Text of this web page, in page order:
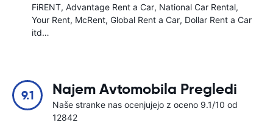
FiRENT Advantage Rent a Car National Car Rental
Your Rent McRent Global Rent a Car Dollar Rent a Car
itd…
9.1 Najem Avtomobila Pregledi
Naše stranke nas ocenjujejo z oceno 9.1/10 od
12842